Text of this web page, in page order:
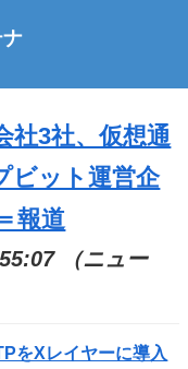
社3社、仮想通
ビット運営企
報道
（ニュー
をXレイヤーに導入